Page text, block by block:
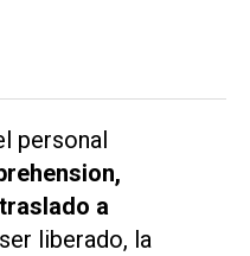
personal
a
liberado, la